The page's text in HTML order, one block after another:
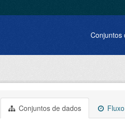
Conjuntos
Conjuntos de dados